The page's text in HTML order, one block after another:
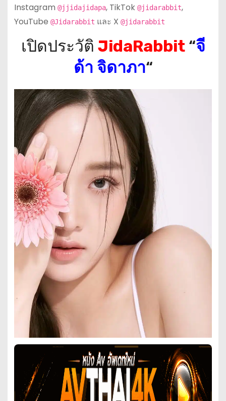
Instagram @jjidajidapa, TikTok @jidarabbit,
YouTube @Jidarabbit และ X @jidarabbit
เปิดประวัติ JidaRabbit“จี
ด้า จิดาภา“